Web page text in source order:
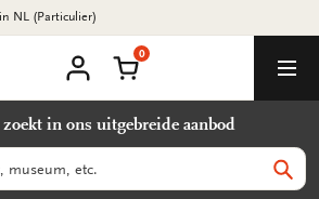
NL (Particulier)
account
Winkelmand
0
in ons uitgebreide aanbod